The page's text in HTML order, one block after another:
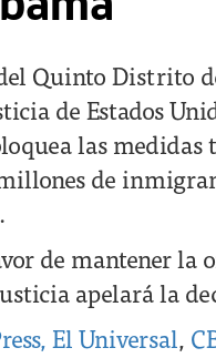
Quinto Distrito
de Estados
las medidas
de
de mantener la
apelará la
El Universal,